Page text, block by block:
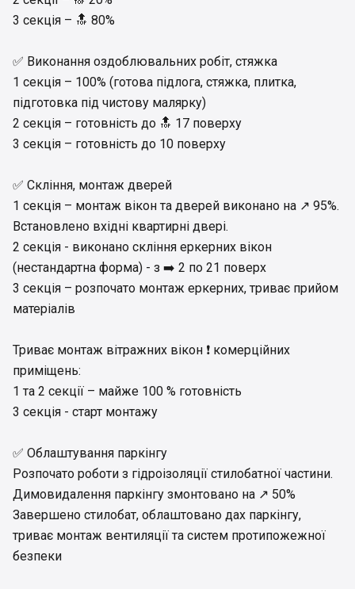
3 секція – 🔝 80%
✅ Виконання оздоблювальних робіт, стяжка
1 секція – 100% (готова підлога, стяжка, плитка,
підготовка під чистову малярку)
2 секція – готовність до 🔝 17 поверху
3 секція – готовність до 10 поверху
✅ Скління, монтаж дверей
1 секція – монтаж вікон та дверей виконано на ↗️ 95%.
Встановлено вхідні квартирні двері.
2 секція - виконано скління еркерних вікон
(нестандартна форма) - з ➡️ 2 по 21 поверх
3 секція – розпочато монтаж еркерних, триває прийом
матеріалів
Триває монтаж вітражних вікон ❗ комерційних
приміщень:
1 та 2 секції – майже 100 % готовність
3 секція - старт монтажу
✅ Облаштування паркінгу
Розпочато роботи з гідроізоляції стилобатної частини.
Димовидалення паркінгу змонтовано на ↗️ 50%
Завершено стилобат, облаштовано дах паркінгу,
триває монтаж вентиляції та систем протипожежної
безпеки